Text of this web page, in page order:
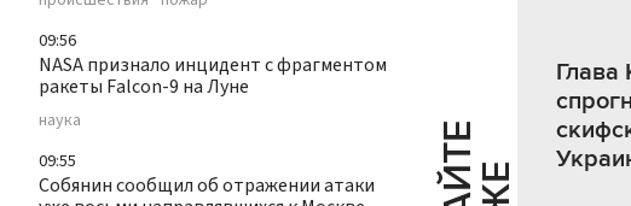
09:56
NASA признало инцидент с фрагментом
ракеты Falcon-9 на Луне
наука
09:55
Собянин сообщил об отражении атаки